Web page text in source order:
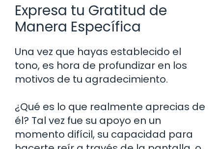
Expresa tu Gratitud de
Manera Específica
Una vez que hayas establecido el
tono, es hora de profundizar en los
motivos de tu agradecimiento.
¿Qué es lo que realmente aprecias de
él? Tal vez fue su apoyo en un
momento difícil, su capacidad para